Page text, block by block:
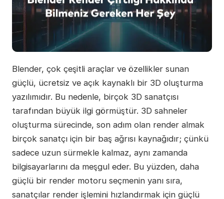
Blender, çok çeşitli araçlar ve özellikler sunan
güçlü, ücretsiz ve açık kaynaklı bir 3D oluşturma
yazılımıdır. Bu nedenle, birçok 3D sanatçısı
tarafından büyük ilgi görmüştür. 3D sahneler
oluşturma sürecinde, son adım olan render almak
birçok sanatçı için bir baş ağrısı kaynağıdır; çünkü
sadece uzun sürmekle kalmaz, aynı zamanda
bilgisayarlarını da meşgul eder. Bu yüzden, daha
güçlü bir render motoru seçmenin yanı sıra,
sanatçılar render işlemini hızlandırmak için güçlü